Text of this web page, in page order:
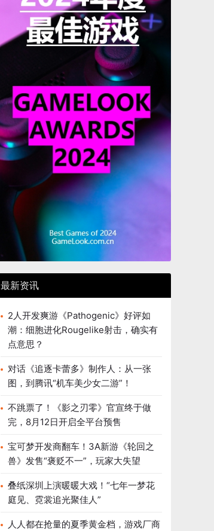
最新资讯
2人开发爽游《Pathogenic》好评如
潮：细胞进化Rougelike射击，确实有
点意思？
对话《追逐卡蕾多》制作人：从一张
图，到腾讯“机车美少女二游”！
不跳票了！《影之刃零》官宣终于做
完，8月12日开启全平台预售
宝可梦开发商翻车！3A新游《轮回之
兽》发售“褒贬不一”，玩家大失望
叠纸深圳上演暖暖大戏！“七年一梦花
庭见、霓裳追光聚佳人”
人人都在抢量的夏季黄金档，游戏厂商